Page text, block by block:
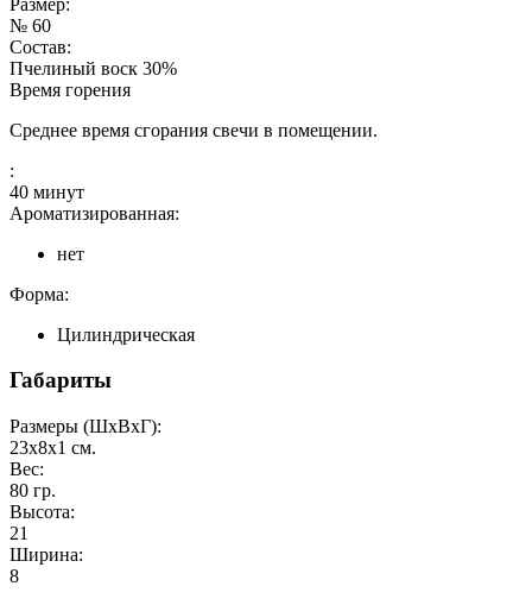
№ 60
Состав:
Пчелиный воск 30%
Время горения
Среднее время сгорания свечи в помещении.
:
40 минут
Ароматизированная:
нет
Форма:
Цилиндрическая
Габариты
Размеры (ШxВxГ):
23x8x1 см.
Вес:
80 гр.
Высота:
21
Ширина:
8